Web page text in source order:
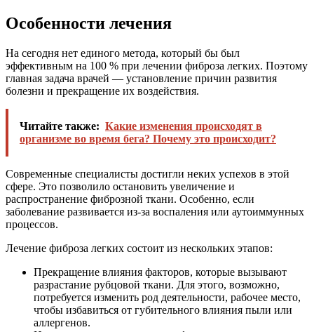
Особенности лечения
На сегодня нет единого метода, который бы был
эффективным на 100 % при лечении фиброза легких. Поэтому
главная задача врачей — установление причин развития
болезни и прекращение их воздействия.
Читайте также: Какие изменения происходят в
организме во время бега? Почему это происходит?
Современные специалисты достигли неких успехов в этой
сфере. Это позволило остановить увеличение и
распространение фиброзной ткани. Особенно, если
заболевание развивается из-за воспаления или аутоиммунных
процессов.
Лечение фиброза легких состоит из нескольких этапов:
Прекращение влияния факторов, которые вызывают
разрастание рубцовой ткани. Для этого, возможно,
потребуется изменить род деятельности, рабочее место,
чтобы избавиться от губительного влияния пыли или
аллергенов.